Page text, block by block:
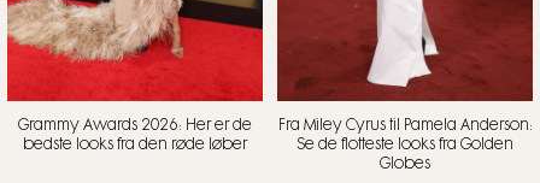
Grammy Awards 2026: Her er de
bedste looks fra den røde løber
Fra Miley Cyrus til Pamela Anderson:
Se de flotteste looks fra Golden
Globes